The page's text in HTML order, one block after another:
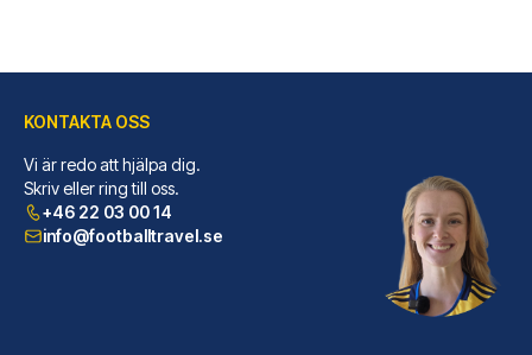
Casual de las Letras Sevilla Hotel by Casual Hoteles
Casual de las Letras Sevilla H...
KONTAKTA OSS
Vi är redo att hjälpa dig.
Skriv eller ring till oss.
+46 22 03 00 14
info@footballtravel.se